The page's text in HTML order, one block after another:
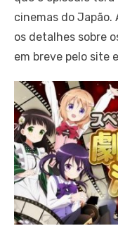
cinemas do Japão.
os detalhes sobre
em breve pelo site